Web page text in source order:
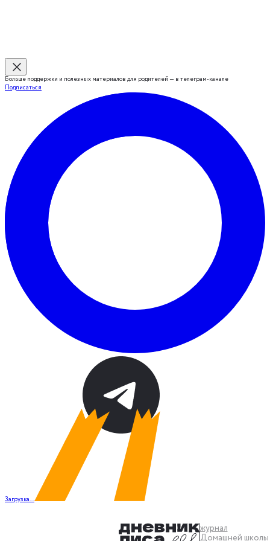
Больше поддержки и полезных материалов для родителей — в телеграм-канале
Подписаться
Загрузка...
журнал
Домашней школы